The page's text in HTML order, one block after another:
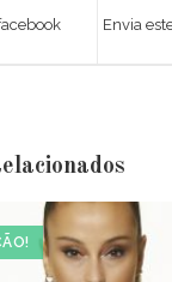
Envia